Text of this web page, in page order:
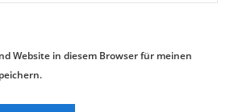
Website in diesem Browser für meinen